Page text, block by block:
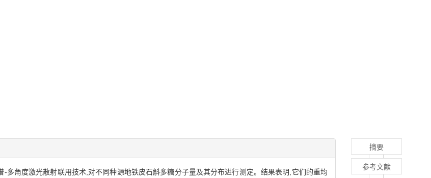
多角度激光散射联用技术,对不同种源地铁皮石斛多糖分子量及其分布进行测定。结果表明,它们的重均
摘要
参考文献